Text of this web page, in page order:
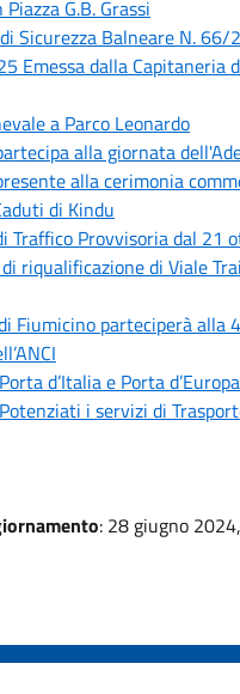
G.B. Grassi
Sicurezza Balneare N. 66/
Emessa dalla Capitaneria
a Parco Leonardo
alla giornata
alla cerimonia
di Kindu
Traffico Provvisoria dal 21
riqualificazione di Viale
Fiumicino parteciperà alla
d’Italia e Porta d’Europa
i servizi di
: 28 giugno